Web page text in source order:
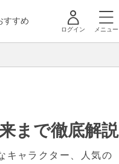
すすめ
ログイン メニュー
まで徹底解説
キャラクター、人気の